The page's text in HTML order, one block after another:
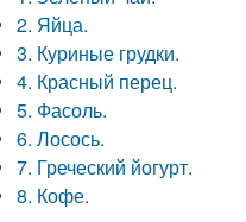
2. Яйца.
3. Куриные грудки.
4. Красный перец.
5. Фасоль.
6. Лосось.
7. Греческий йогурт.
8. Кофе.